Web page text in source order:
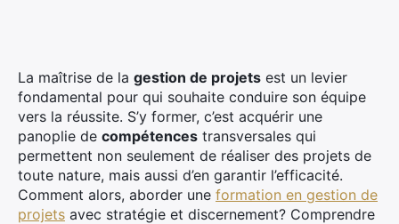
La maîtrise de la gestion de projets est un levier
fondamental pour qui souhaite conduire son équipe
vers la réussite. S’y former, c’est acquérir une
panoplie de compétences transversales qui
permettent non seulement de réaliser des projets de
toute nature, mais aussi d’en garantir l’efficacité.
Comment alors, aborder une formation en gestion de
projets avec stratégie et discernement? Comprendre